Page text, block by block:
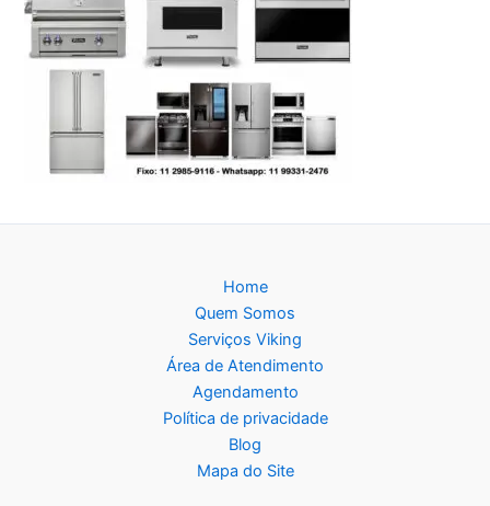
Home
Quem Somos
Serviços Viking
Área de Atendimento
Agendamento
Política de privacidade
Blog
Mapa do Site